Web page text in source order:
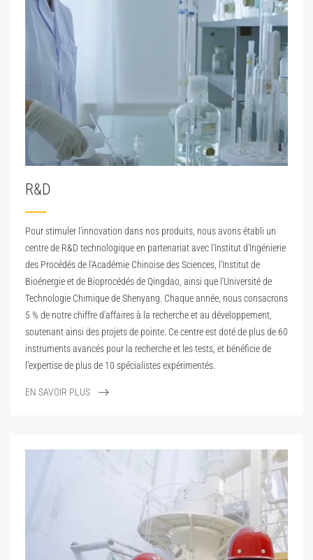
R&D
Pour stimuler l'innovation dans nos produits, nous avons établi un
centre de R&D technologique en partenariat avec l'Institut d'Ingénierie
des Procédés de l'Académie Chinoise des Sciences, l'Institut de
Bioénergie et de Bioprocédés de Qingdao, ainsi que l'Université de
Technologie Chimique de Shenyang. Chaque année, nous consacrons
5 % de notre chiffre d'affaires à la recherche et au développement,
soutenant ainsi des projets de pointe. Ce centre est doté de plus de 60
instruments avancés pour la recherche et les tests, et bénéficie de
l’expertise de plus de 10 spécialistes expérimentés.
EN SAVOIR PLUS